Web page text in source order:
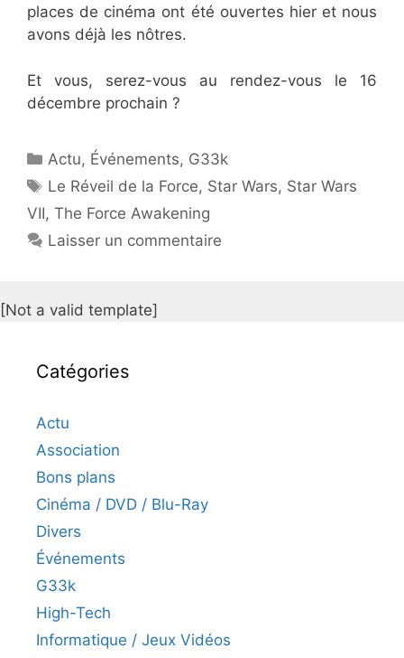
places de cinéma ont été ouvertes hier et nous
avons déjà les nôtres.
Et vous, serez-vous au rendez-vous le 16
décembre prochain ?
Catégories
Actu, Événements, G33k
Étiquettes
Le Réveil de la Force, Star Wars, Star Wars
VII, The Force Awakening
Laisser un commentaire
[Not a valid template]
Catégories
Actu
Association
Bons plans
Cinéma / DVD / Blu-Ray
Divers
Événements
G33k
High-Tech
Informatique / Jeux Vidéos